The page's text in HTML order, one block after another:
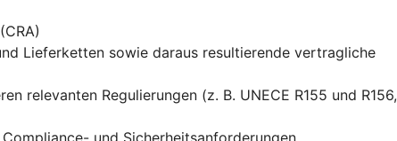
Lieferketten sowie daraus resultierende vertragliche
relevanten Regulierungen (z. B. UNECE R155 und R156,